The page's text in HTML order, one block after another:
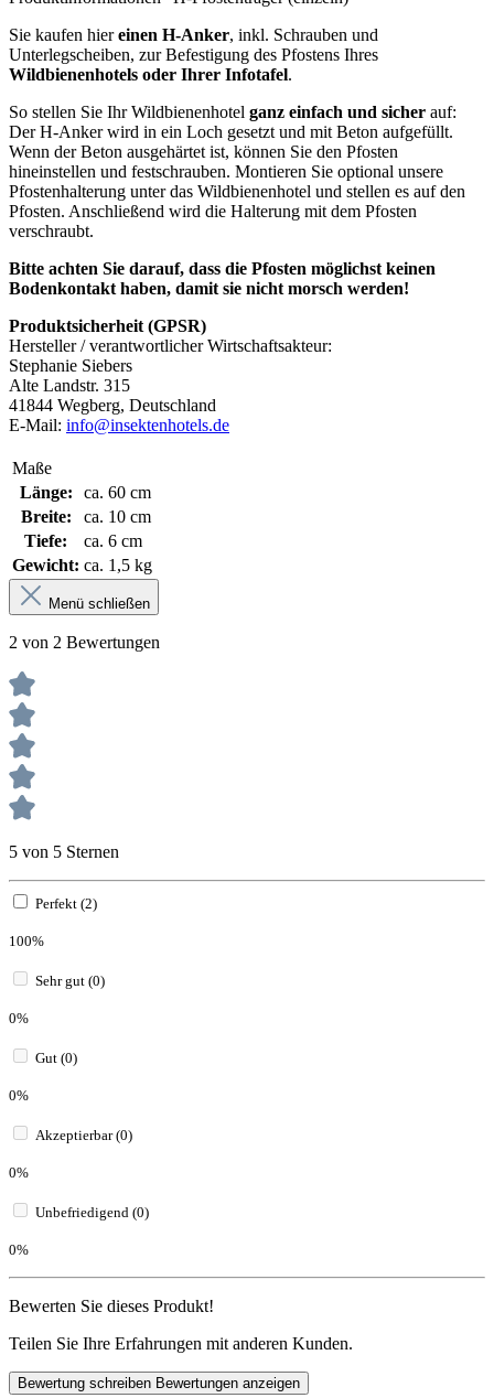
Sie kaufen hiereinen H-Anker, inkl. Schrauben und
Unterlegscheiben, zur Befestigung des Pfostens Ihres
Wildbienenhotels oder Ihrer Infotafel.
So stellen Sie Ihr Wildbienenhotel ganz einfach und sicher auf:
Der H-Anker wird in ein Loch gesetzt und mit Beton aufgefüllt.
Wenn der Beton ausgehärtet ist, können Sie den Pfosten
hineinstellen und festschrauben. Montieren Sie optional unsere
Pfostenhalterung unter das Wildbienenhotel und stellen es auf den
Pfosten. Anschließend wird die Halterung mit dem Pfosten
verschraubt.
Bitte achten Sie darauf, dass die Pfosten möglichst keinen
Bodenkontakt haben, damit sie nicht morsch werden!
Produktsicherheit (GPSR)
Hersteller / verantwortlicher Wirtschaftsakteur:
Stephanie Siebers
Alte Landstr. 315
41844 Wegberg, Deutschland
E-Mail: info@insektenhotels.de
Maße
Länge:
ca. 60 cm
Breite:
ca. 10 cm
Tiefe:
ca. 6 cm
Gewicht: ca. 1,5 kg
Menü schließen
2 von 2 Bewertungen
5 von 5 Sternen
Perfekt (2)
100%
Sehr gut (0)
0%
Gut (0)
0%
Akzeptierbar (0)
0%
Unbefriedigend (0)
0%
Bewerten Sie dieses Produkt!
Teilen Sie Ihre Erfahrungen mit anderen Kunden.
Bewertung schreiben Bewertungen anzeigen